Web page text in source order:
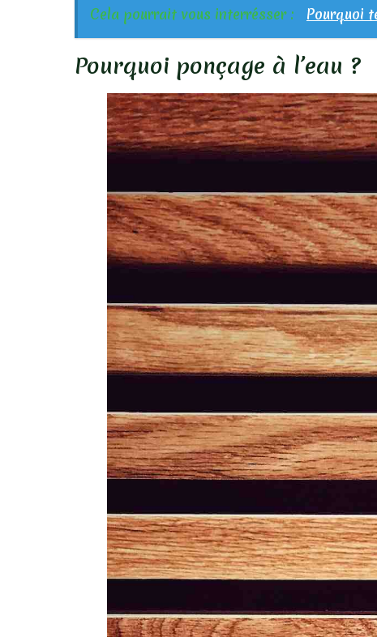
Cela pourrait vous interrésser : Pourquoi
Pourquoi ponçage à l’eau ?